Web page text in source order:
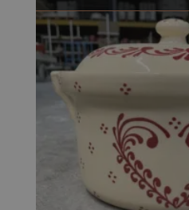
42,00 €